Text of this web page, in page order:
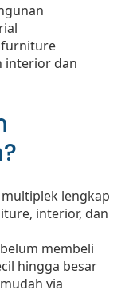
interior dan
lengkap
interior, dan
membeli
hingga besar
via